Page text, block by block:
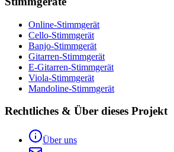
Online-Stimmgerät
Cello-Stimmgerät
Banjo-Stimmgerät
Gitarren-Stimmgerät
E-Gitarren-Stimmgerät
Viola-Stimmgerät
Mandoline-Stimmgerät
Rechtliches & Über dieses Projekt
Über uns